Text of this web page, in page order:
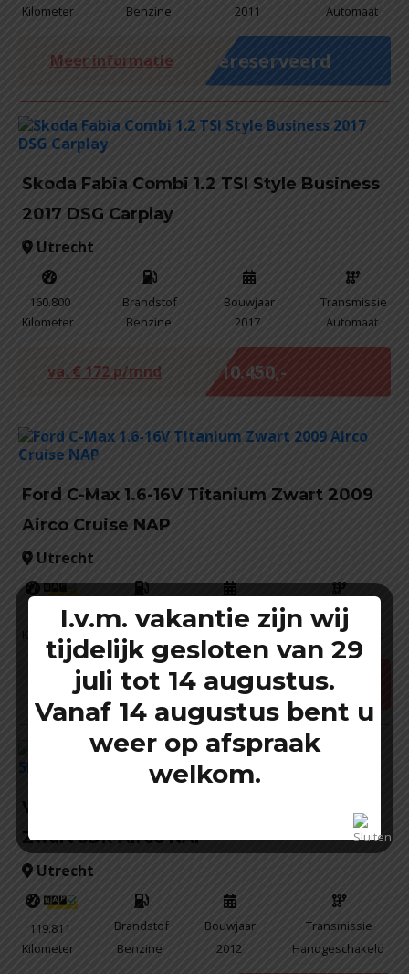
Kilometer
Benzine
2011
Automaat
Meer informatie Gereserveerd
Skoda Fabia Combi 1.2 TSI Style Business
2017 DSG Carplay
Utrecht
160.800
Kilometer
Brandstof
Benzine
Bouwjaar
2017
Transmissie
Automaat
va. € 172 p/mnd € 10.450,-
Ford C-Max 1.6-16V Titanium Zwart 2009
Airco Cruise NAP
Utrecht
238.250
Kilometer
Brandstof
Benzine
Bouwjaar
Transmissie
Handgeschakeld
Meer informatie € 1.999,-
Volkswagen Up! 1.0 take up! BlueMotion
Zwart 5DR Airco NAP
Utrecht
119.811
Kilometer
Brandstof
Benzine
Bouwjaar
2012
Transmissie
Handgeschakeld
I.v.m. vakantie zijn wij
tijdelijk gesloten van 29
juli tot 14 augustus.
Vanaf 14 augustus bent u
weer op afspraak
welkom.